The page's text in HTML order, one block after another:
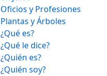
Oficios y Profesiones
Plantas y Árboles
¿Qué es?
¿Qué le dice?
¿Quién es?
¿Quién soy?